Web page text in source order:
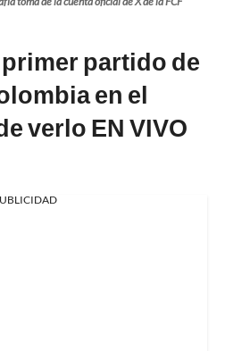
partido de
en el
verlo EN VIVO